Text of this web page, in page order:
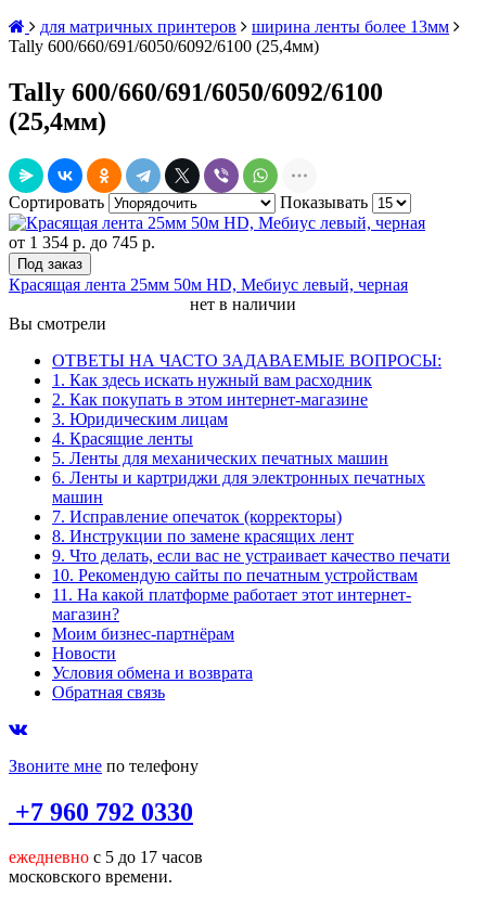
для матричных принтеров
ширина ленты более 13мм
Tally 600/660/691/6050/6092/6100 (25,4мм)
Tally 600/660/691/6050/6092/6100
(25,4мм)
Сортировать Показывать
от 1 354 р. до 745 р.
Под заказ
Красящая лента 25мм 50м HD, Мебиус левый, черная
нет в наличии
Вы смотрели
ОТВЕТЫ НА ЧАСТО ЗАДАВАЕМЫЕ ВОПРОСЫ:
1. Как здесь искать нужный вам расходник
2. Как покупать в этом интернет-магазине
3. Юридическим лицам
4. Красящие ленты
5. Ленты для механических печатных машин
6. Ленты и картриджи для электронных печатных
машин
7. Исправление опечаток (корректоры)
8. Инструкции по замене красящих лент
9. Что делать, если вас не устраивает качество печати
10. Рекомендую сайты по печатным устройствам
11. На какой платформе работает этот интернет-
магазин?
Моим бизнес-партнёрам
Новости
Условия обмена и возврата
Обратная связь
Звоните мне по телефону
+7 960 792 0330
ежедневно с 5 до 17 часов
московского времени.